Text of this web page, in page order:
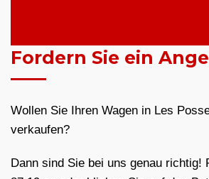
Fordern Sie ein
Wollen Sie Ihren Wagen in Les
verkaufen?
Dann sind Sie bei uns genau richtig!